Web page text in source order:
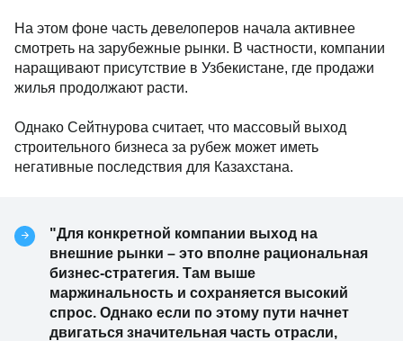
На этом фоне часть девелоперов начала активнее
смотреть на зарубежные рынки. В частности, компании
наращивают присутствие в Узбекистане, где продажи
жилья продолжают расти.
Однако Сейтнурова считает, что массовый выход
строительного бизнеса за рубеж может иметь
негативные последствия для Казахстана.
"Для конкретной компании выход на
внешние рынки – это вполне рациональная
бизнес-стратегия. Там выше
маржинальность и сохраняется высокий
спрос. Однако если по этому пути начнет
двигаться значительная часть отрасли,